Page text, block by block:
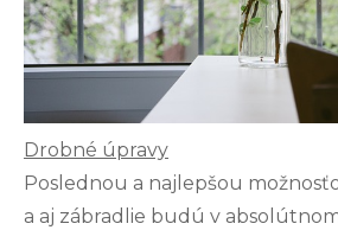
Drobné úpravy
Poslednou a najlepšou
a aj zábradlie budú v